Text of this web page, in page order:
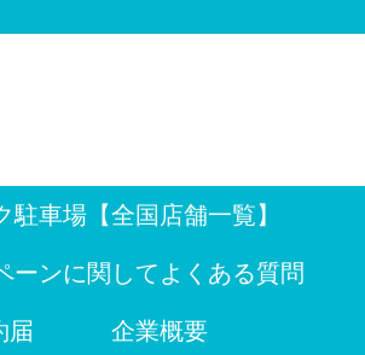
駐車場【全国店舗一覧】
ーンに関してよくある質問
届 企業概要